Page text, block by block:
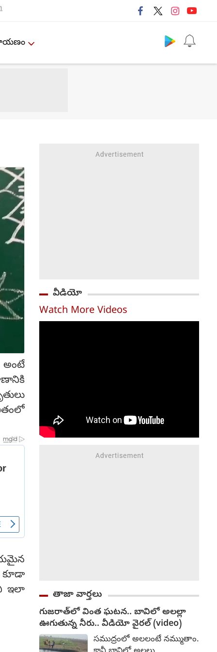
అంటే
కూడా
ఇలా
వీడియో
Watch More Videos
తాజా వార్తలు
గుజరాత్‌లో వింత ఘటన.. బావిలో అలల్లా
ఊగుతున్న నీరు.. వీడియో వైరల్ (video)
సముద్రంలో అలలంటే నమ్ముతాం.